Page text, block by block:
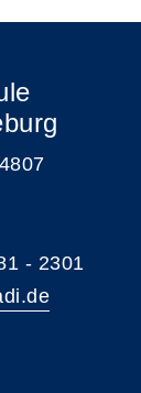
- 2301